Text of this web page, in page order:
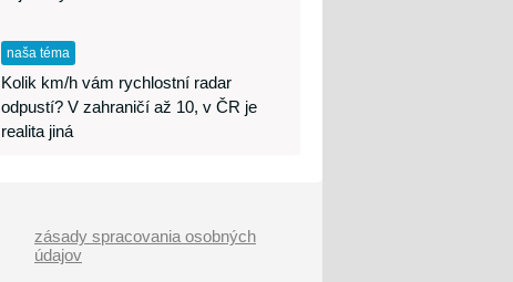
naša téma
Kolik km/h vám rychlostní radar
odpustí? V zahraničí až 10, v ČR je
realita jiná
zásady spracovania osobných
údajov